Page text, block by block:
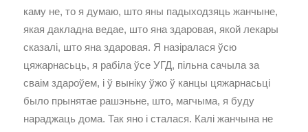
каму не, то я думаю, што яны падыходзяць жанчыне,
якая дакладна ведае, што яна здаровая, якой лекары
сказалі, што яна здаровая. Я назіралася ўсю
цяжарнасьць, я рабіла ўсе УГД, пільна сачыла за
сваім здароўем, і ў выніку ўжо ў канцы цяжарнасьці
было прынятае рашэньне, што, магчыма, я буду
нараджаць дома. Так яно і сталася. Калі жанчына не